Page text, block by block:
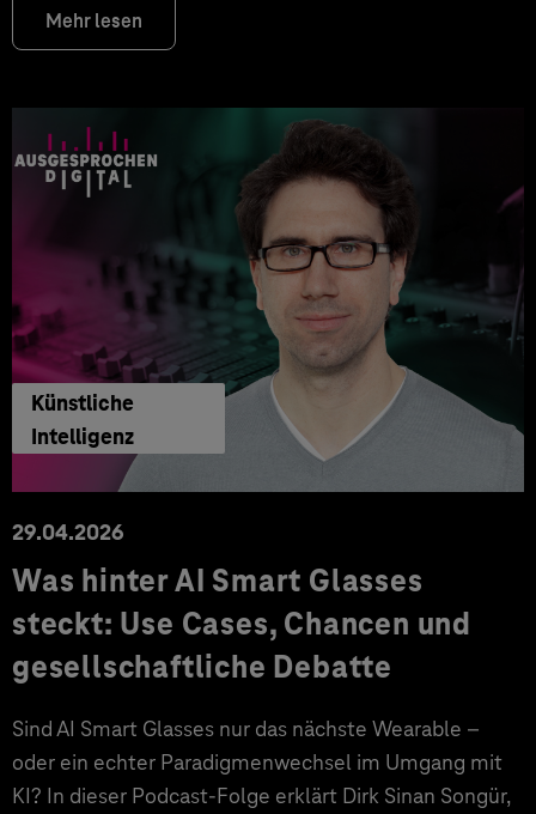
Mehr lesen
Künstliche
Intelligenz
29.04.2026
Was hinter AI Smart Glasses
steckt: Use Cases, Chancen und
gesellschaftliche Debatte
Sind AI Smart Glasses nur das nächste Wearable –
oder ein echter Paradigmenwechsel im Umgang mit
KI? In dieser Podcast-Folge erklärt Dirk Sinan Songür,